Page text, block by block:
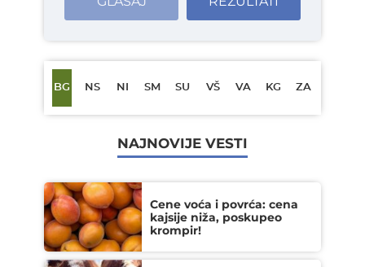
BG NS NI SM SU VŠ VA KG ZA
NAJNOVIJE VESTI
Cene voća i povrća: cena
kajsije niža, poskupeo
krompir!